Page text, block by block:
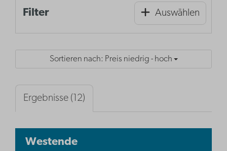
Filter Auswählen
Sortieren nach: Preis niedrig - hoch
Ergebnisse (12)
Westende